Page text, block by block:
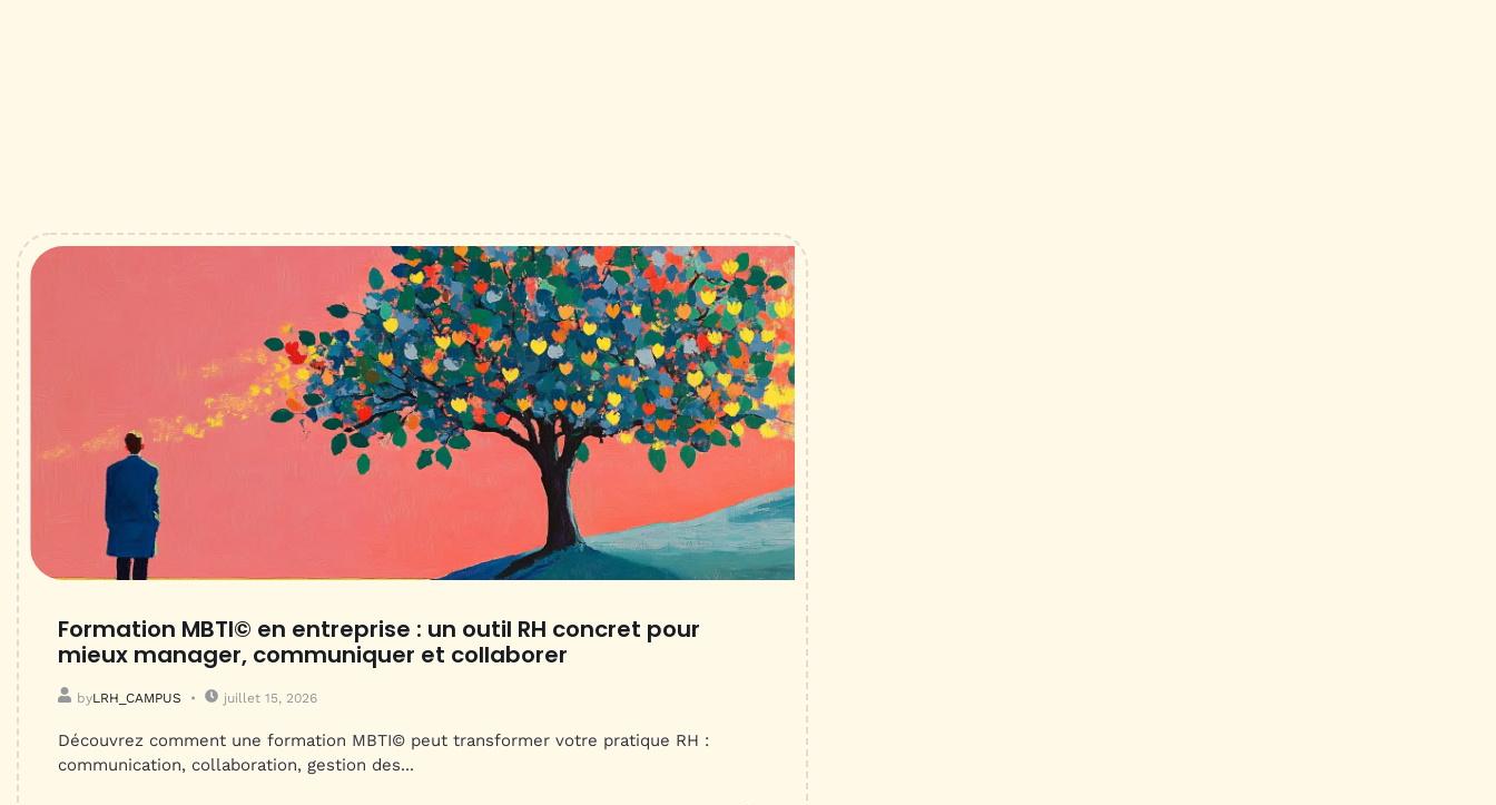
Formation MBTI© en entreprise : un outil RH concret pour
mieux manager, communiquer et collaborer
byLRH_CAMPUS juillet 15, 2026
Découvrez comment une formation MBTI© peut transformer votre pratique RH :
communication, collaboration, gestion des...